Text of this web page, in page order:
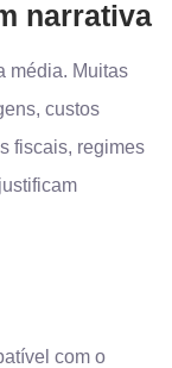
narrativa
média. Muitas
custos
fiscais, regimes
com o